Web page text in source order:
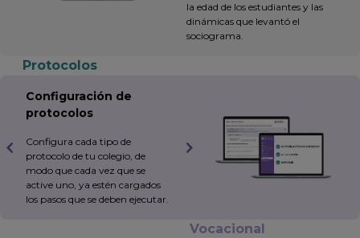
la edad de los estudiantes y las
dinámicas que levantó el
sociograma.
Protocolos
Configuración de
protocolos
Configura cada tipo de
protocolo de tu colegio, de
modo que cada vez que se
active uno, ya estén cargados
los pasos que se deben ejecutar.
Vocacional